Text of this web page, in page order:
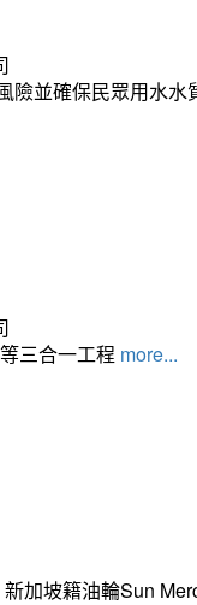
險並確保民眾用水
三合一工程 more...
加坡籍油輪Sun